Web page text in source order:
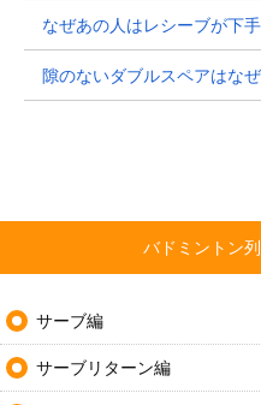
なぜあの人はレシーブが下
隙のないダブルスペアはな
バドミントン
サーブ編
サーブリターン編